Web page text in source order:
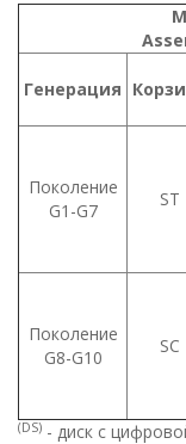
Генерация
Поколение
G1-G7
ST
Поколение
G8-G10
SC
(DS) - диск с